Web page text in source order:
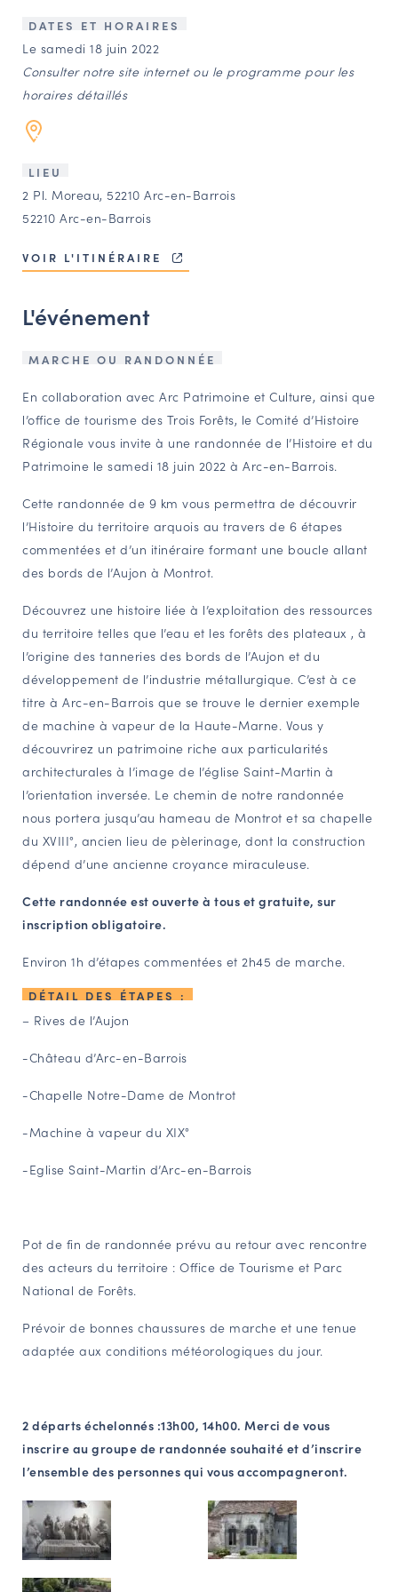
CONTACT
Agenda
Annuaire
Ressources
BOURSE D’ÉCHANGE
CARTES DES NAUDIN
Espace acteurs
NAVIGATION FILTRÉE « ACTEURS »
Comité d'Histoire Régionale
Service Inventaire et Patrimoines de la Région Grand Est
VOUS ÊTES…
Amateurs d’histoire et de patrimoine
Responsables de structures
Étudiants & chercheurs
DATES ET HORAIRES
Le samedi 18 juin 2022
Consulter notre site internet ou le programme pour les
horaires détaillés
LIEU
2 Pl. Moreau, 52210 Arc-en-Barrois
52210 Arc-en-Barrois
VOIR L'ITINÉRAIRE
L'événement
MARCHE OU RANDONNÉE
En collaboration avec Arc Patrimoine et Culture, ainsi que
l’office de tourisme des Trois Forêts, le Comité d’Histoire
Régionale vous invite à une randonnée de l’Histoire et du
Patrimoine le samedi 18 juin 2022 à Arc-en-Barrois.
Cette randonnée de 9 km vous permettra de découvrir
l’Histoire du territoire arquois au travers de 6 étapes
commentées et d’un itinéraire formant une boucle allant
des bords de l’Aujon à Montrot.
Découvrez une histoire liée à l’exploitation des ressources
du territoire telles que l’eau et les forêts des plateaux , à
l’origine des tanneries des bords de l’Aujon et du
développement de l’industrie métallurgique. C’est à ce
titre à Arc-en-Barrois que se trouve le dernier exemple
de machine à vapeur de la Haute-Marne. Vous y
découvrirez un patrimoine riche aux particularités
architecturales à l’image de l’église Saint-Martin à
l’orientation inversée. Le chemin de notre randonnée
nous portera jusqu’au hameau de Montrot et sa chapelle
du XVIII°, ancien lieu de pèlerinage, dont la construction
dépend d’une ancienne croyance miraculeuse.
Cette randonnée est ouverte à tous et gratuite, sur
inscription obligatoire.
Environ 1h d’étapes commentées et 2h45 de marche.
DÉTAIL DES ÉTAPES :
– Rives de l’Aujon
-Château d’Arc-en-Barrois
-Chapelle Notre-Dame de Montrot
-Machine à vapeur du XIX°
-Eglise Saint-Martin d’Arc-en-Barrois
Pot de fin de randonnée prévu au retour avec rencontre
des acteurs du territoire : Office de Tourisme et Parc
National de Forêts.
Prévoir de bonnes chaussures de marche et une tenue
adaptée aux conditions météorologiques du jour.
2 départs échelonnés :13h00, 14h00. Merci de vous
inscrire au groupe de randonnée souhaité et d’inscrire
l’ensemble des personnes qui vous accompagneront.